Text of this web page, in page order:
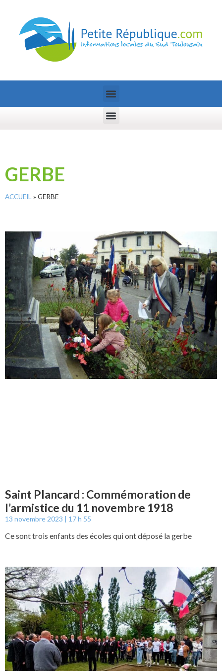
GERBE
ACCUEIL » GERBE
Saint Plancard : Commémoration de
l’armistice du 11 novembre 1918
13 novembre 2023 17 h 55
Ce sont trois enfants des écoles qui ont déposé la gerbe